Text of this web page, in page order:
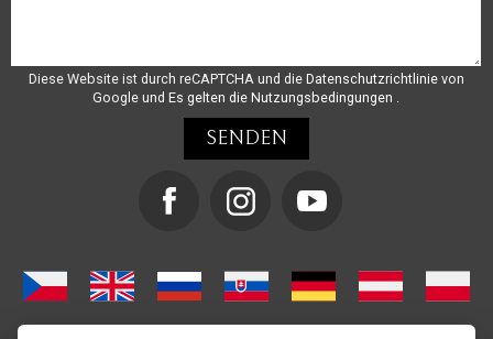
Diese Website ist durch reCAPTCHA und die Datenschutzrichtlinie von
Google und Es gelten die Nutzungsbedingungen .